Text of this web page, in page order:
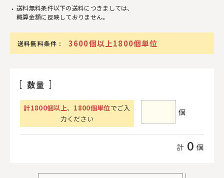
送料無料条件以下の送料につきましては、
概算金額に反映しておりません。
送料無料条件 : 3600個以上1800個単位
数量
計1800個以上、 1800個単位でご入
力ください
個
計 0 個